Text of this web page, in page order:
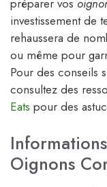
préparer vos
investissement de
rehaussera de
ou même pour
Pour des conseils
consultez des
Eats pour des
Oignons